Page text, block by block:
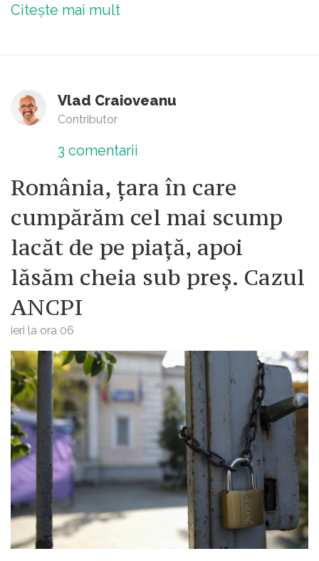
Citește mai mult
Vlad Craioveanu
Contributor
3 comentarii
România, țara în care
cumpărăm cel mai scump
lacăt de pe piață, apoi
lăsăm cheia sub preș. Cazul
ANCPI
ieri la ora 06